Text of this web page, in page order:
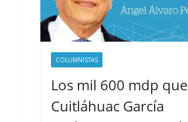
COLUMNISTAS
Los mil 600 mdp que
Cuitláhuac García